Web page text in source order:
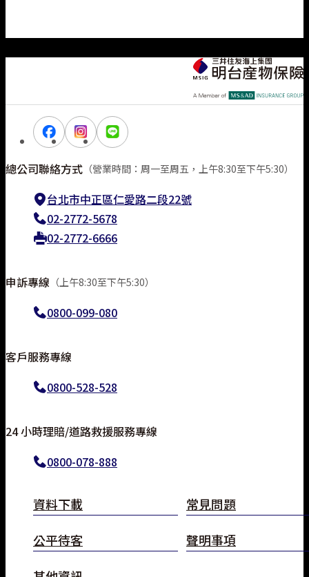
總公司聯絡方式 （營業時間：周一至周五，上午8:30至下午5:30）
台北市中正區仁愛路二段22號
02-2772-5678
02-2772-6666
申訴專線 （上午8:30至下午5:30）
0800-099-080
客戶服務專線
0800-528-528
24 小時理賠/道路救援服務專線
0800-078-888
資料下載
常見問題
公平待客
聲明事項